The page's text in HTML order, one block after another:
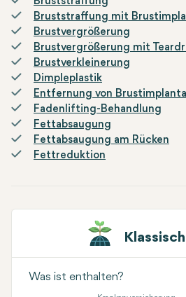
Bruststraffung mit
Brustvergrößerung
Brustvergrößerung mit
Brustverkleinerung
Dimpleplastik
Entfernung von
Fadenlifting-Behandlung
Fettabsaugung
Fettabsaugung am Rücken
Fettreduktion
Klassisch
Was ist enthalten?